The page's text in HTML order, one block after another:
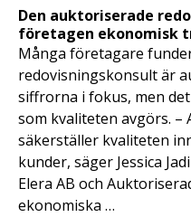
Den auktoriserade
företagen ekonomisk
Många företagare
redovisningskonsult är
siffrorna i fokus, men
som kvaliteten avgörs.
säkerställer kvaliteten
kunder, säger Jessica
Elera AB och
ekonomiska …